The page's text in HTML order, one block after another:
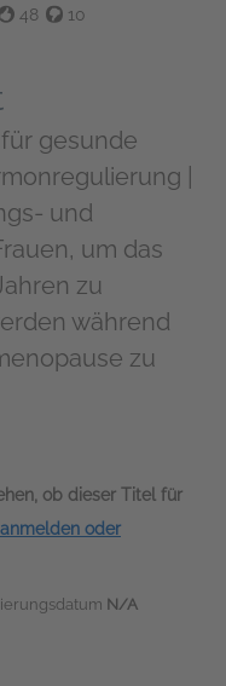
48 10
gesunde
|
und
um das
zu
während
zu
ob dieser Titel für
oder
N/A